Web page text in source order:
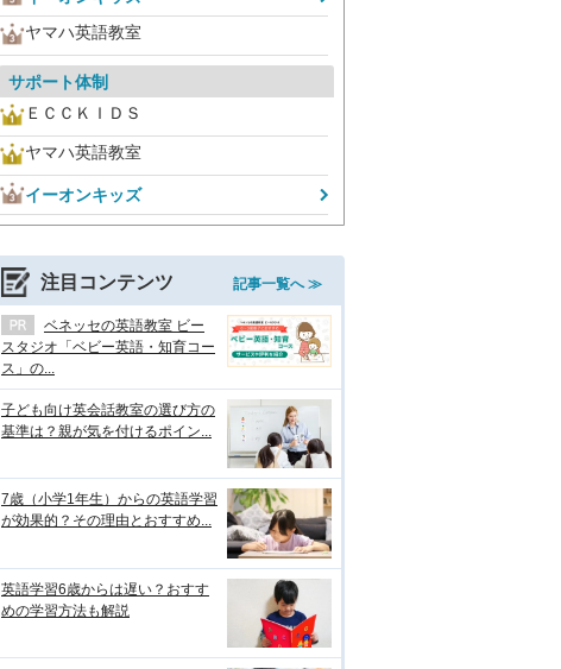
ヤマハ英語教室
サポート体制
ＥＣＣＫＩＤＳ
ヤマハ英語教室
イーオンキッズ
注目コンテンツ 記事一覧へ ≫
ベネッセの英語教室 ビー
スタジオ「ベビー英語・知育コー
ス」の...
子ども向け英会話教室の選び方の
基準は？親が気を付けるポイン...
7歳（小学1年生）からの英語学習
が効果的？その理由とおすすめ...
英語学習6歳からは遅い？おすす
めの学習方法も解説